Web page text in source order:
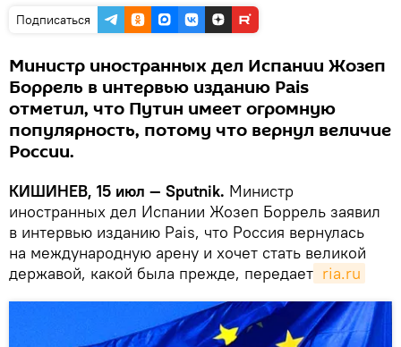
Подписаться
Министр иностранных дел Испании Жозеп
Боррель в интервью изданию Pais
отметил, что Путин имеет огромную
популярность, потому что вернул величие
России.
КИШИНЕВ, 15 июл — Sputnik. Министр
иностранных дел Испании Жозеп Боррель заявил
в интервью изданию Pais, что Россия вернулась
на международную арену и хочет стать великой
державой, какой была прежде, передает ria.ru